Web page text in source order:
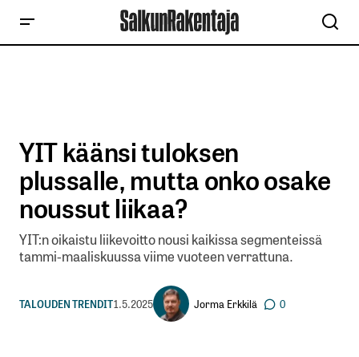
YIT käänsi tuloksen
plussalle, mutta onko osake
noussut liikaa?
YIT:n oikaistu liikevoitto nousi kaikissa segmenteissä
tammi-maaliskuussa viime vuoteen verrattuna.
TALOUDEN TRENDIT1.5.2025 Jorma Erkkilä 0